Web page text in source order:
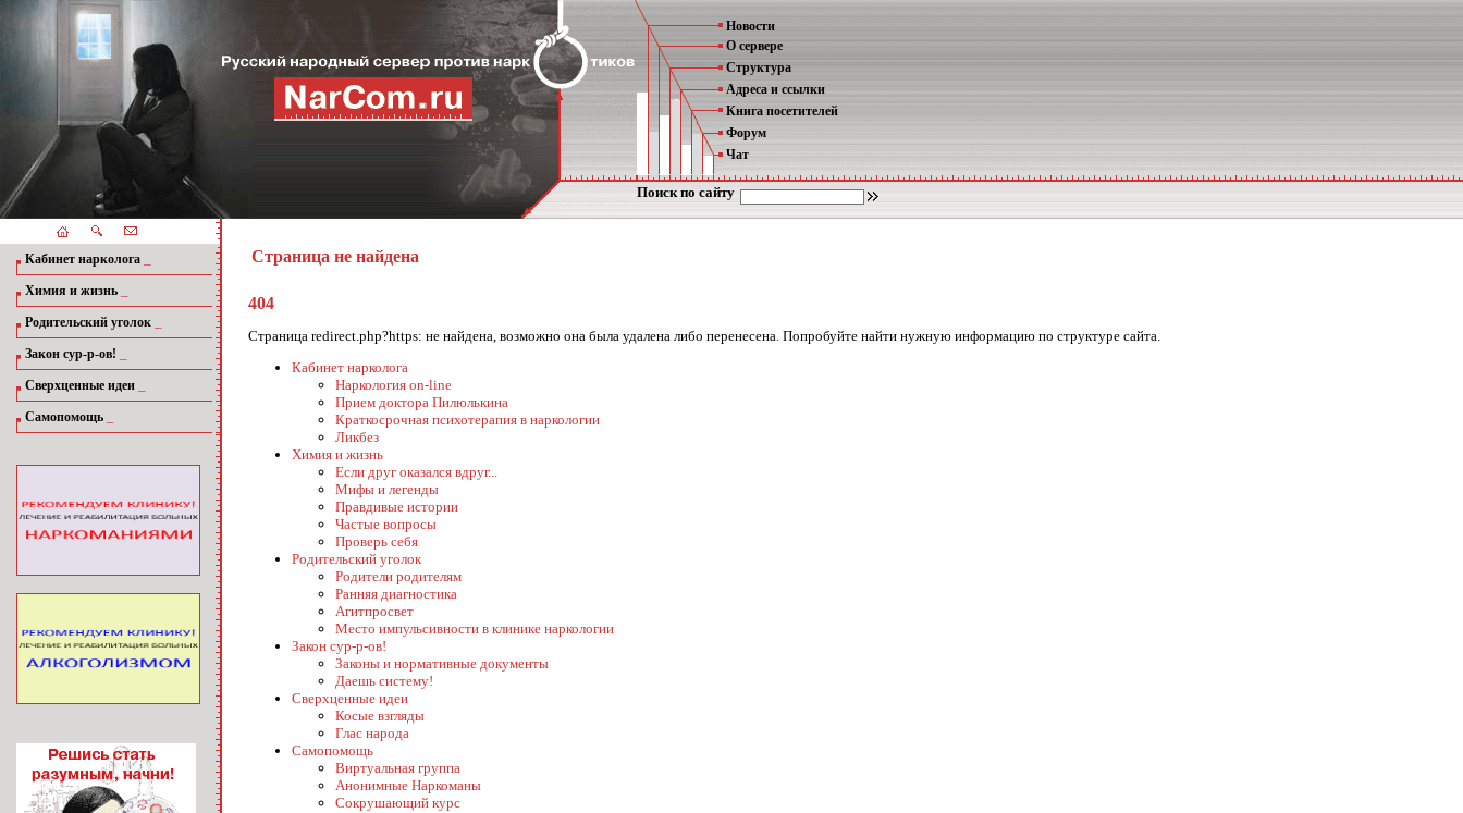
Новости
О сервере
Структура
Адреса и ссылки
Книга посетителей
Форум
Чат
Поиск по сайту
Кабинет нарколога
Химия и жизнь
Родительский уголок
Закон сур-р-ов!
Сверхценные идеи
Самопомощь
Страница не найдена
404
Страница redirect.php?https: не найдена, возможно она была удалена либо перенесена. Попробуйте найти нужную информацию по структуре сайта.
Кабинет нарколога
Наркология on-line
Прием доктора Пилюлькина
Краткосрочная психотерапия в наркологии
Ликбез
Химия и жизнь
Если друг оказался вдруг...
Мифы и легенды
Правдивые истории
Частые вопросы
Проверь себя
Родительский уголок
Родители родителям
Ранняя диагностика
Агитпросвет
Место импульсивности в клинике наркологии
Закон сур-р-ов!
Законы и нормативные документы
Даешь систему!
Сверхценные идеи
Косые взгляды
Глас народа
Самопомощь
Виртуальная группа
Анонимные Наркоманы
Сокрушающий курс